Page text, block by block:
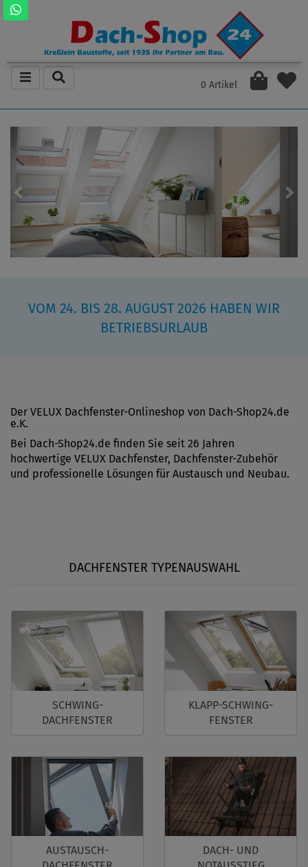
0 Artikel
VOM 24. BIS 28. AUGUST 2026 HABEN WIR
BETRIEBSURLAUB
Der VELUX Dachfenster-Onlineshop von Dach-Shop24.de
e.K.
Bei Dach-Shop24.de finden Sie seit 26 Jahren
hochwertige VELUX Dachfenster, Dachfenster-Zubehör
und professionelle Lösungen für Austausch und Neubau.
DACHFENSTER TYPENAUSWAHL
SCHWING-
DACHFENSTER
KLAPP-SCHWING-
FENSTER
AUSTAUSCH-
DACH- UND